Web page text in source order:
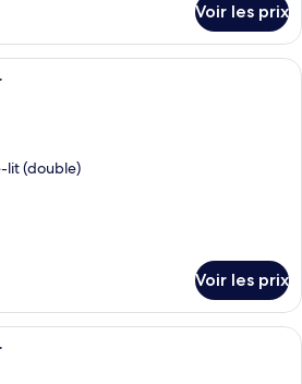
Voir les prix
Un lit double avec une tête de lit en
lit (double)
Voir les prix
Un lit double avec une tête de lit en